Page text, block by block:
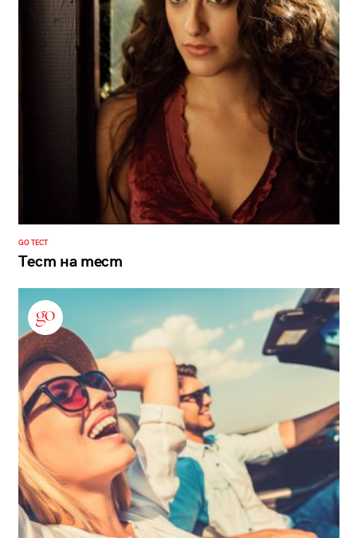
GO ТЕСТ
Тест на тест